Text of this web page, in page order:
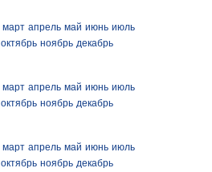
март апрель май июнь июль
октябрь ноябрь декабрь
март апрель май июнь июль
октябрь ноябрь декабрь
март апрель май июнь июль
октябрь ноябрь декабрь